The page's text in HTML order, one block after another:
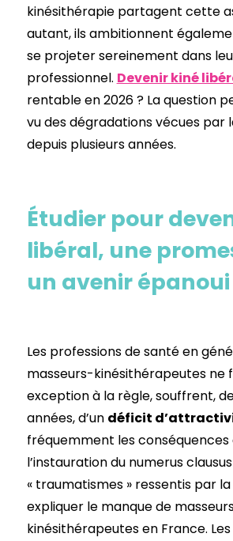
kinésithérapie partagent cette
autant, ils ambitionnent
se projeter sereinement dans
professionnel. Devenir kiné
rentable en 2026 ? La question
vu des dégradations vécues par
depuis plusieurs années.
Étudier pour
libéral, une
un avenir épanoui
Les professions de santé en
masseurs-kinésithérapeutes ne
exception à la règle, souffrent,
années, d’un déficit
fréquemment les conséquences
l’instauration du numerus
« traumatismes » ressentis par la
expliquer le manque de
kinésithérapeutes en France.